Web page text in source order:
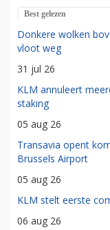
Best gelezen
Donkere wolken
vloot weg
31 jul 26
KLM annuleert
staking
05 aug 26
Transavia opent
Brussels Airport
05 aug 26
KLM stelt eerste
06 aug 26